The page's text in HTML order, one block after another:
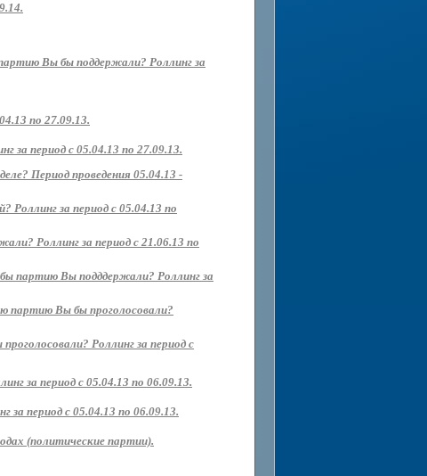
Вы бы поддержали? Роллинг за
по 27.09.13.
за период с 05.04.13 по 27.09.13.
Период проведения 05.04.13 -
за период с 05.04.13 по
Роллинг за период с 21.06.13 по
партию Вы подддержали? Роллинг за
партию Вы бы проголосовали?
Роллинг за период с
за период с 05.04.13 по 06.09.13.
период с 05.04.13 по 06.09.13.
(политические партии).